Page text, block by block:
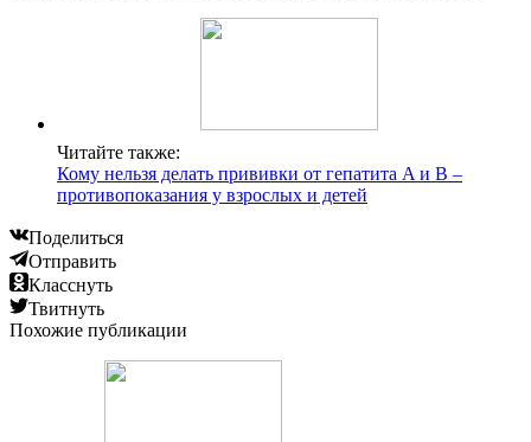
Читайте также:
Кому нельзя делать прививки от гепатита A и B –
противопоказания у взрослых и детей
Поделиться
Отправить
Класснуть
Твитнуть
Похожие публикации